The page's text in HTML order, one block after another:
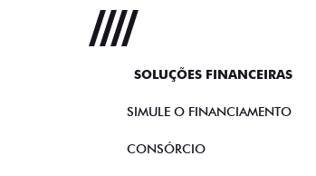
SOLUÇÕES FINANCEIRAS
SIMULE O FINANCIAMENTO
CONSÓRCIO